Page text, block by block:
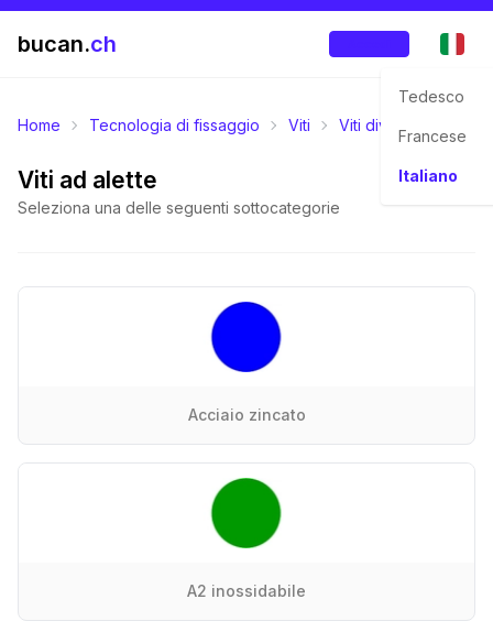
bucan.ch
Tedesco
Francese
Italiano
Home Tecnologia di fissaggio Viti Viti diversi
Viti ad alette
Seleziona una delle seguenti sottocategorie
Acciaio zincato
A2 inossidabile